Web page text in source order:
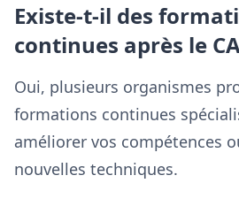
Existe-t-il des
continues après le
Oui, plusieurs organismes
formations continues
améliorer vos compétences
nouvelles techniques.